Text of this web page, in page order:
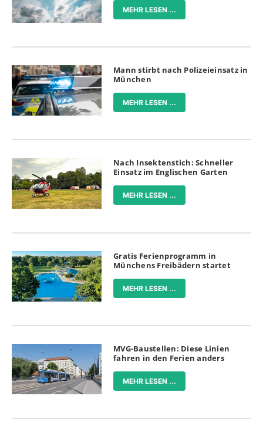
MEHR LESEN ...
Mann stirbt nach Polizeieinsatz in
München
MEHR LESEN ...
Nach Insektenstich: Schneller
Einsatz im Englischen Garten
MEHR LESEN ...
Gratis Ferienprogramm in
Münchens Freibädern startet
MEHR LESEN ...
MVG-Baustellen: Diese Linien
fahren in den Ferien anders
MEHR LESEN ...